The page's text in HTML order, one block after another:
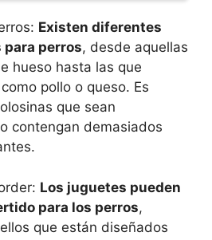
Existen diferentes
perros, desde aquellas
hueso hasta las que
pollo o queso. Es
que sean
contengan demasiados
Los juguetes pueden
para los perros,
que están diseñados